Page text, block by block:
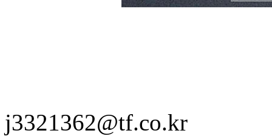
j3321362@tf.co.kr